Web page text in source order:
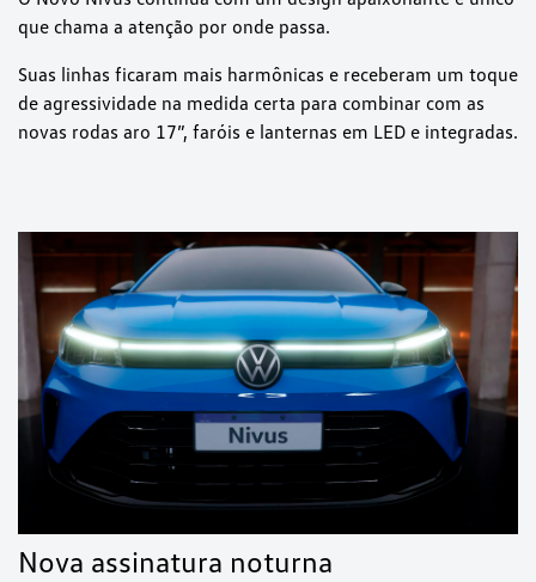
que chama a atenção por onde passa.
Suas linhas ficaram mais harmônicas e receberam um toque
de agressividade na medida certa para combinar com as
novas rodas aro 17”, faróis e lanternas em LED e integradas.
Nova assinatura noturna